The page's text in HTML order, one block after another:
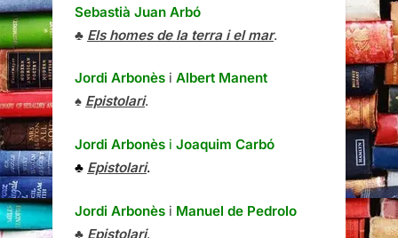
Sebastià Juan Arbó
♣ Els homes de la terra i el mar.
Jordi Arbonès i Albert Manent
♠ Epistolari.
Jordi Arbonès i Joaquim Carbó
♣ Epistolari.
Jordi Arbonès i Manuel de Pedrolo
♣ Epistolari.